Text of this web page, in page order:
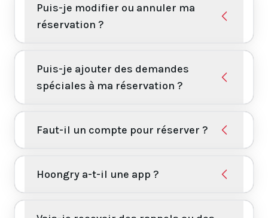
Puis-je modifier ou annuler ma
réservation ?
Puis-je ajouter des demandes
spéciales à ma réservation ?
Faut-il un compte pour réserver ?
Hoongry a-t-il une app ?